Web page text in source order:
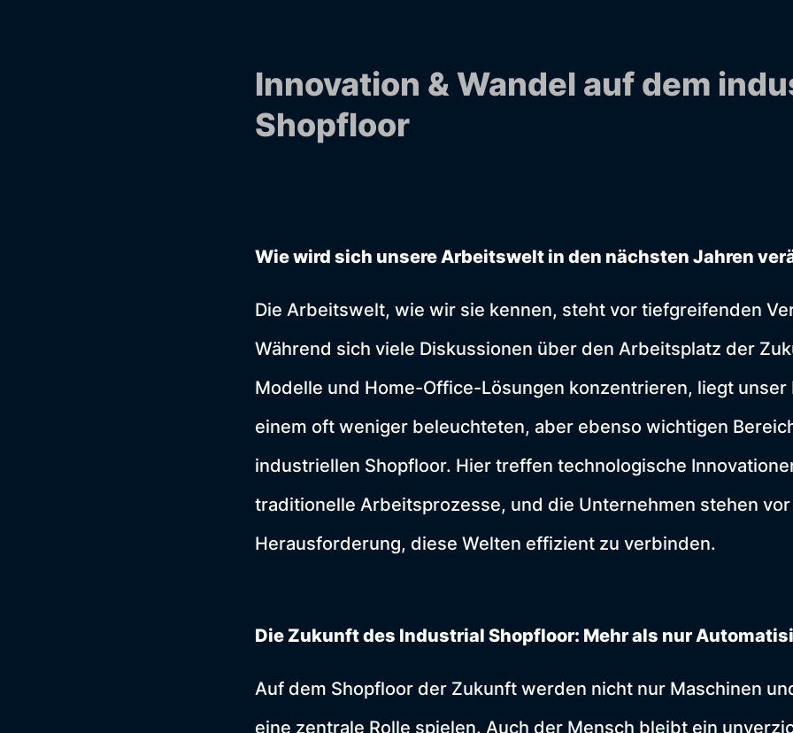
Innovation & Wandel auf dem
Shopfloor
Wie wird sich unsere Arbeitswelt in den nächsten Jahren
Die Arbeitswelt, wie wir sie kennen, steht vor tiefgreifenden
Während sich viele Diskussionen über den Arbeitsplatz der
Modelle und Home-Office-Lösungen konzentrieren, liegt unser
einem oft weniger beleuchteten, aber ebenso wichtigen
industriellen Shopfloor. Hier treffen technologische
traditionelle Arbeitsprozesse, und die Unternehmen stehen
Herausforderung, diese Welten effizient zu verbinden.
Die Zukunft des Industrial Shopfloor: Mehr als nur
Auf dem Shopfloor der Zukunft werden nicht nur Maschinen
eine zentrale Rolle spielen. Auch der Mensch bleibt ein